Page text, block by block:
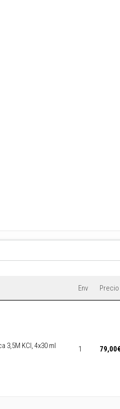
Env Precio
3,5M KCl, 4x30 ml 1 79,00€